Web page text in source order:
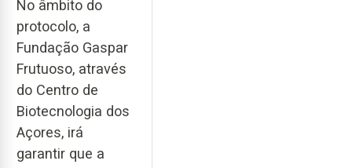
No âmbito do
protocolo, a
Fundação Gaspar
Frutuoso, através
do Centro de
Biotecnologia dos
Açores, irá
garantir que a